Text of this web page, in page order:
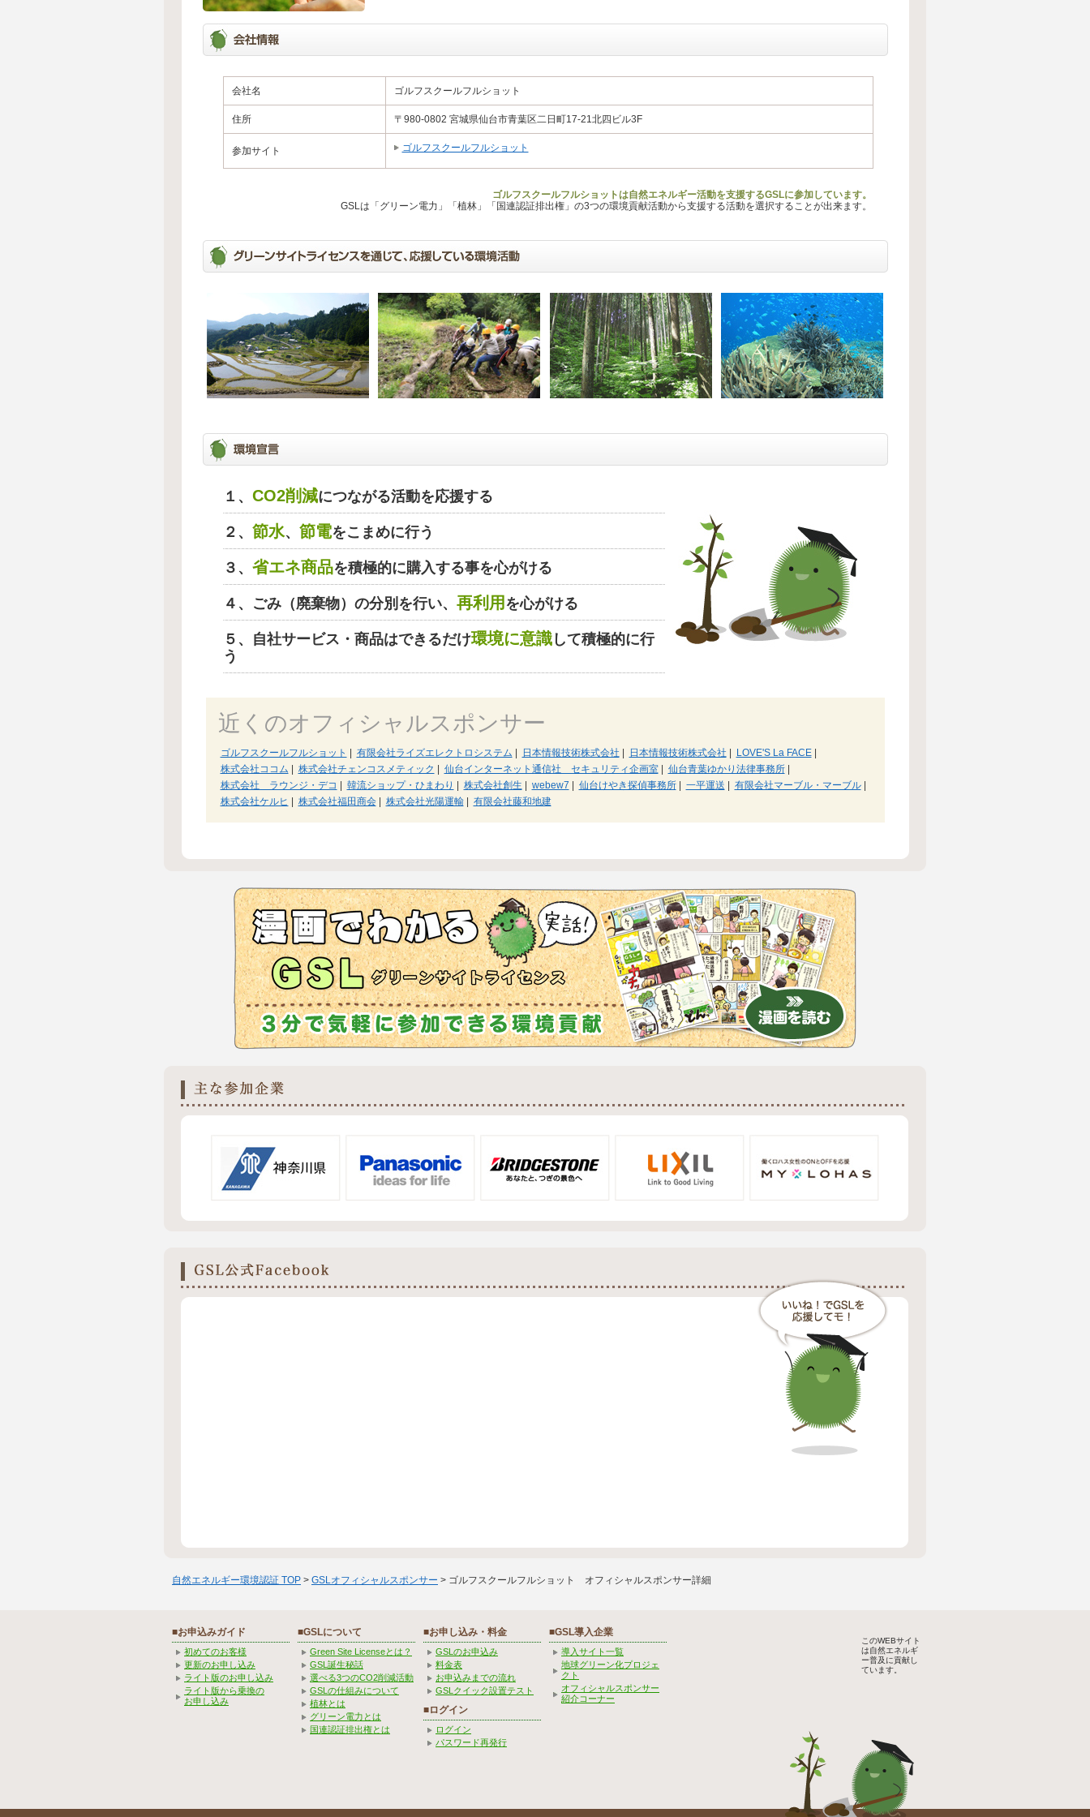
会社名 ゴルフスクールフルショット
住所 〒980-0802 宮城県仙台市青葉区二日町17-21北四ビル3F
参加サイト ゴルフスクールフルショット
ゴルフスクールフルショットは自然エネルギー活動を支援するGSLに参加しています。
GSLは「グリーン電力」「植林」「国連認証排出権」の3つの環境貢献活動から支援する活動を選択することが出来ます。
１、 CO2削減につながる活動を応援する
２、 節水、 節電をこまめに行う
３、 省エネ商品を積極的に購入する事を心がける
４、ごみ（廃棄物）の分別を行い、 再利用 を心がける
５、自社サービス・商品はできるだけ環境に意識して積極的に行
う
近くのオフィシャルスポンサー
ゴルフスクールフルショット 有限会社ライズエレクトロシステム 日本情報技術株式会社 日本情報技術株式会社 LOVE'S La FACE|
株式会社ココム
株式会社チェンコスメティック 仙台インターネット通信社 セキュリティ企画室| 仙台青葉ゆかり法律事務所|
株式会社 ラウンジ・デコ
韓流ショップ・ひまわり 株式会社創生 webew7 仙台けやき探偵事務所| 一平運送 有限会社マーブル・マーブル|
株式会社ケルヒ
株式会社福田商会| 株式会社光陽運輸| 有限会社藤和地建
自然エネルギー環境認証 TOP > GSLオフィシャルスポンサー > ゴルフスクールフルショット オフィシャルスポンサー詳細
■お申込みガイド
初めてのお客様
更新のお申し込み
ライト版のお申し込み
ライト版から乗換の
お申し込み
■GSLについて
Green Site Licenseとは？
GSL誕生秘話
選べる3つのCO2削減活動
GSLの仕組みについて
植林とは
グリーン電力とは
国連認証排出権とは
■お申し込み・料金
GSLのお申込み
料金表
お申込みまでの流れ
GSLクイック設置テスト
■ログイン
ログイン
パスワード再発行
■GSL導入企業
導入サイト一覧
地球グリーン化プロジェ
クト
オフィシャルスポンサー
紹介コーナー
このWEBサイト
は自然エネルギ
ー普及に貢献し
ています。